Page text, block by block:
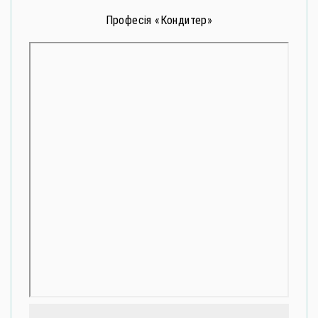
Професія «Кондитер»